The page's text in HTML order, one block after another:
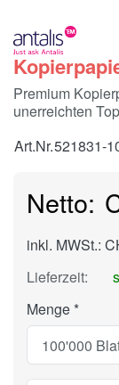
Premium
unerreichten
Art.Nr.521831-
inkl. MWSt.:
Lieferzeit:
Menge